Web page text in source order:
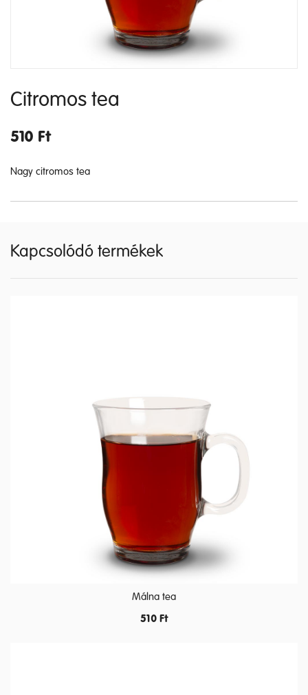
Citromos tea
510 Ft
Nagy citromos tea
Kapcsolódó termékek
Málna tea
510 Ft